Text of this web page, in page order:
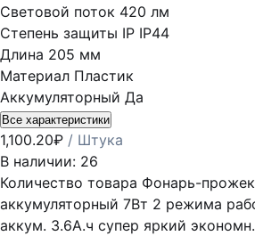
Световой поток 420 лм
Степень защиты IP IP44
Длина 205 мм
Материал Пластик
Аккумуляторный Да
Все характеристики
1,100.20₽ / Штука
В наличии: 26
Количество товара Фонарь-
аккумуляторный 7Вт 2 режима
аккум. 3.6А.ч супер яркий